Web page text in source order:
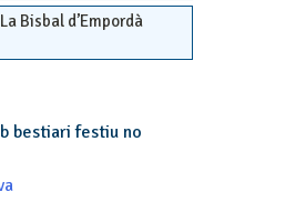
Bisbal d’Empordà
bestiari festiu no